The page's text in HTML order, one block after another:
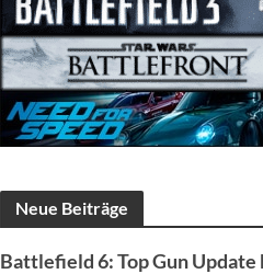
Neue Beiträge
Battlefield 6: Top Gun